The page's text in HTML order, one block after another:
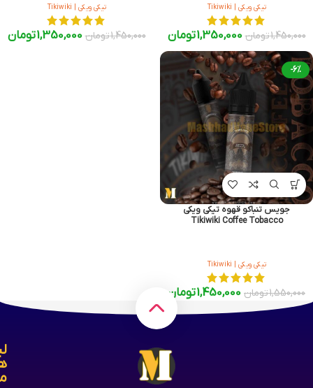
تیکی ویکی | Tikiwiki
1,450,000تومان 1,350,000تومان
تیکی ویکی | Tikiwiki
1,450,000تومان 1,350,000تومان
-6%
جویس تنباکو قهوه تیکی ویکی
Tikiwiki Coffee Tobacco
تیکی ویکی | Tikiwiki
1,550,000تومان 1,450,000تومان